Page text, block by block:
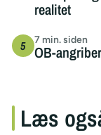
realitet
7 min. siden
OB-